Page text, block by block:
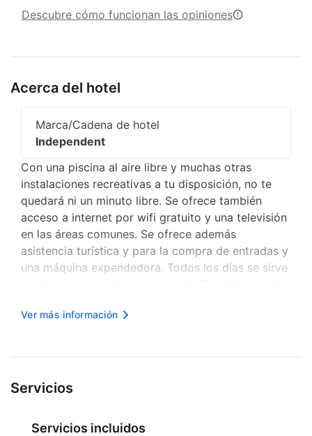
Descubre cómo funcionan las opiniones
Acerca del hotel
Marca/Cadena de hotel
Independent
Con una piscina al aire libre y muchas otras
instalaciones recreativas a tu disposición, no te
quedará ni un minuto libre. Se ofrece también
acceso a internet por wifi gratuito y una televisión
en las áreas comunes. Se ofrece además
asistencia turística y para la compra de entradas y
una máquina expendedora. Todos los días se sirve
recepción y ascensor a tu disposición. Hay un
Ver más información
Servicios
Servicios incluidos